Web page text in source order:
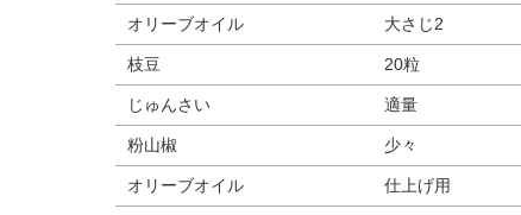
オリーブオイル 大さじ2
枝豆 20粒
じゅんさい 適量
粉山椒 少々
オリーブオイル 仕上げ用